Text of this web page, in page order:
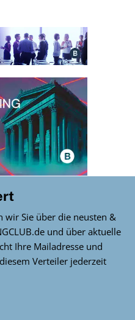
Sie über die neusten &
und über aktuelle
Ihre Mailadresse und
Verteiler jederzeit